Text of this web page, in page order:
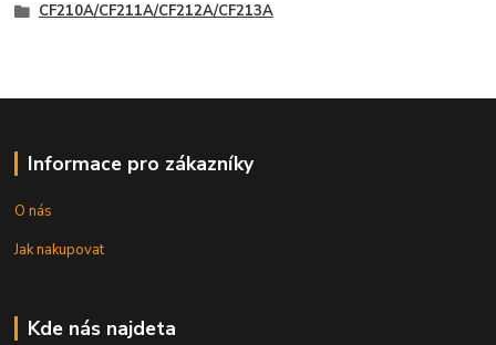
CF210A/CF211A/CF212A/CF213A
Informace pro zákazníky
O nás
Jak nakupovat
Kde nás najdeta